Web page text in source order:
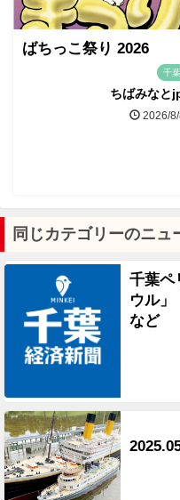
ばちっこ祭り 2026
千葉
ちばみなと
2026/
同じカテゴリーのニュ
千葉ペ
ウル
など